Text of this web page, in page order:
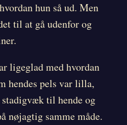
hun så ud. Men
til at gå udenfor og
ligeglad med hvordan
hendes pels var lilla,
stadigvæk til hende og
nøjagtig samme måde.